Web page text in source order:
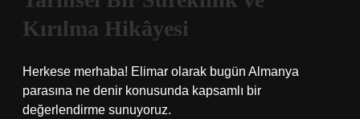
Kırılma Hikâyesi
Herkese merhaba! Elimar olarak bugün Almanya
parasına ne denir konusunda kapsamlı bir
değerlendirme sunuyoruz.